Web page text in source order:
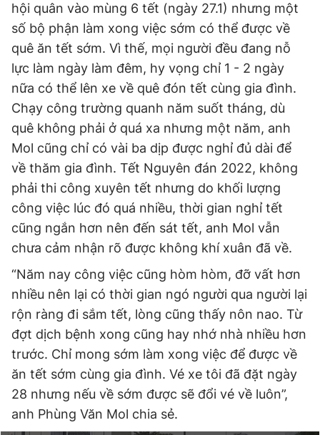
hội quân vào mùng 6 tết (ngày 27.1) nhưng một
số bộ phận làm xong việc sớm có thể được về
quê ăn tết sớm. Vì thế, mọi người đều đang nỗ
lực làm ngày làm đêm, hy vọng chỉ 1 - 2 ngày
nữa có thể lên xe về quê đón tết cùng gia đình.
Chạy công trường quanh năm suốt tháng, dù
quê không phải ở quá xa nhưng một năm, anh
Mol cũng chỉ có vài ba dịp được nghỉ đủ dài để
về thăm gia đình. Tết Nguyên đán 2022, không
phải thi công xuyên tết nhưng do khối lượng
công việc lúc đó quá nhiều, thời gian nghỉ tết
cũng ngắn hơn nên đến sát tết, anh Mol vẫn
chưa cảm nhận rõ được không khí xuân đã về.
“Năm nay công việc cũng hòm hòm, đỡ vất hơn
nhiều nên lại có thời gian ngó người qua người lại
rộn ràng đi sắm tết, lòng cũng thấy nôn nao. Từ
đợt dịch bệnh xong cũng hay nhớ nhà nhiều hơn
trước. Chỉ mong sớm làm xong việc để được về
ăn tết sớm cùng gia đình. Vé xe tôi đã đặt ngày
28 nhưng nếu về sớm được sẽ đổi vé về luôn”,
anh Phùng Văn Mol chia sẻ.